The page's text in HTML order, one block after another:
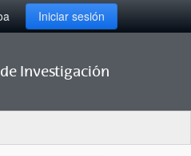
Iniciar sesión
Investigación